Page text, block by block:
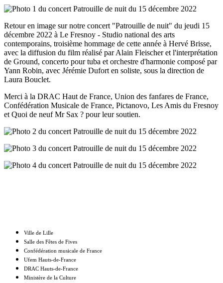
Retour en image sur notre concert "Patrouille de nuit" du jeudi 15
décembre 2022 à Le Fresnoy - Studio national des arts
contemporains, troisième hommage de cette année à Hervé Brisse,
avec la diffusion du film réalisé par Alain Fleischer et l'interprétation
de Ground, concerto pour tuba et orchestre d'harmonie composé par
Yann Robin, avec Jérémie Dufort en soliste, sous la direction de
Laura Bouclet.
Merci à la DRAC Haut de France, Union des fanfares de France,
Confédération Musicale de France, Pictanovo, Les Amis du Fresnoy
et Quoi de neuf Mr Sax ? pour leur soutien.
Ville de Lille
Salle des Fêtes de Fives
Confédération musicale de France
Ufem Hauts-de-France
DRAC Hauts-de-France
Ministère de la Culture